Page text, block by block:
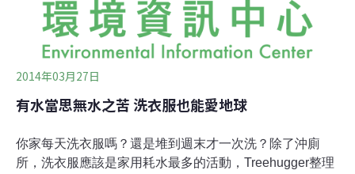
百」目前已經舉辦過4梯次，我們期許青年用6周的梯次
2014年03月27日
有水當思無水之苦 洗衣服也能愛地球
你家每天洗衣服嗎？還是堆到週末才一次洗？除了沖廁
所，洗衣服應該是家用耗水最多的活動，Treehugger整理